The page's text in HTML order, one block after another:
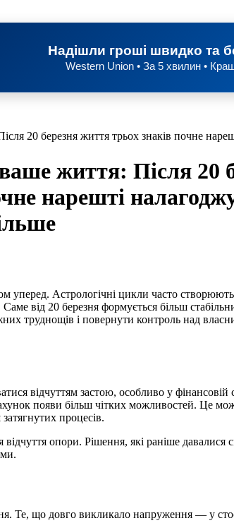
Надішли гроші швидко та
Western Union • За 5 хвилин •
20 березня життя трьох знаків почне
життя: Після 20
нарешті
від 20 березня формується більш
труднощів і повернути контроль над
відчуттям застою, особливо у фінансовій
появи більш чітких можливостей. Це
затягнутих процесів.
опори. Рішення, які раніше давалися
Те, що довго викликало напруження — у